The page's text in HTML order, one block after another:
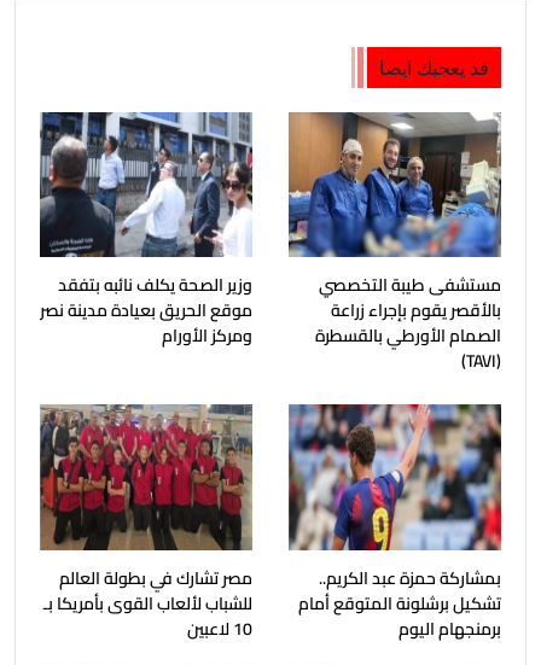
قد يعجبك ايضا
مستشفى طيبة التخصصي
بالأقصر يقوم بإجراء زراعة
الصمام الأورطي بالقسطرة
(TAVI)
وزير الصحة يكلف نائبه بتفقد
موقع الحريق بعيادة مدينة نصر
ومركز الأورام
بمشاركة حمزة عبد الكريم..
تشكيل برشلونة المتوقع أمام
برمنجهام اليوم
مصر تشارك في بطولة العالم
للشباب لألعاب القوى بأمريكا بـ
10 لاعبين